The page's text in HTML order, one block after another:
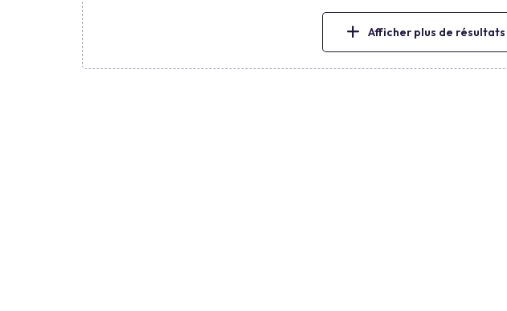
Afficher plus de résultats